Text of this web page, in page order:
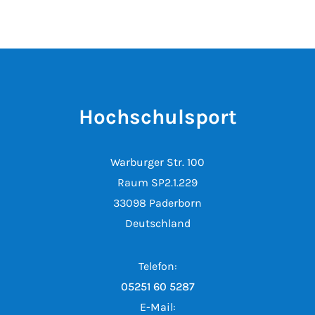
Hochschulsport
Warburger Str. 100
Raum SP2.1.229
33098 Paderborn
Deutschland
Telefon:
05251 60 5287
E-Mail: